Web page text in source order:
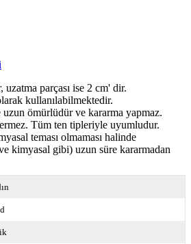
parçası ise 2 cm' dir.
kullanılabilmektedir.
uzun ömürlüdür ve kararma yapmaz.
Tüm ten tipleriyle uyumludur.
teması olmaması halinde
kimyasal gibi) uzun süre kararmadan